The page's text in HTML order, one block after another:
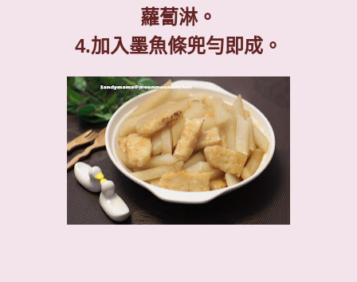
蘿蔔淋。
4.加入墨魚條兜勻即成。